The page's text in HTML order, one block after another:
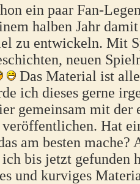
ein paar Fan-
halben Jahr
zu entwickeln. Mit
neuen
Das Material ist
ich dieses gerne
gemeinsam mit der
Hat
am besten mache?
bis jetzt gefunden
und kurviges